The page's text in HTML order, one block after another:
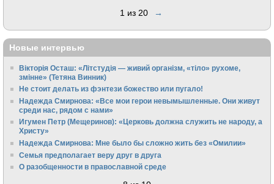
1 из 20 →
Новые интервью
Вікторія Осташ: «Літстудія — живий організм, «тіло» рухоме,
змінне» (Тетяна Винник)
Не стоит делать из фэнтези божество или пугало!
Надежда Смирнова: «Все мои герои невымышленные. Они живут
среди нас, рядом с нами»
Игумен Петр (Мещеринов): «Церковь должна служить не народу, а
Христу»
Надежда Смирнова: Мне было бы сложно жить без «Омилии»
Семья предполагает веру друг в друга
О разобщенности в православной среде